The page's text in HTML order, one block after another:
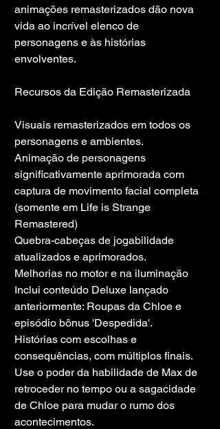
animações remasterizados dão nova
vida ao incrível elenco de
personagens e às histórias
envolventes.
Recursos da Edição Remasterizada
Visuais remasterizados em todos os
personagens e ambientes.
Animação de personagens
significativamente aprimorada com
captura de movimento facial completa
(somente em Life is Strange
Remastered)
Quebra-cabeças de jogabilidade
atualizados e aprimorados.
Melhorias no motor e na iluminação
Inclui conteúdo Deluxe lançado
anteriormente: Roupas da Chloe e
episódio bônus 'Despedida'.
Histórias com escolhas e
consequências, com múltiplos finais.
Use o poder da habilidade de Max de
retroceder no tempo ou a sagacidade
de Chloe para mudar o rumo dos
acontecimentos.